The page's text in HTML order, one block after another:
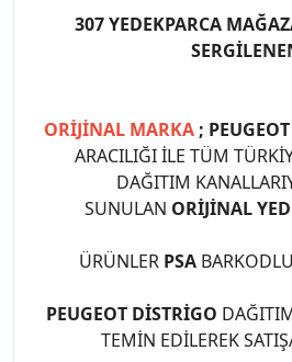
307 YEDEKPARCA
ORİJİNAL MARKA ;
ARACILIĞI İLE TÜM
DAĞITIM
SUNULAN ORİJİNAL
ÜRÜNLER PSA
PEUGEOT DİSTRİGO
TEMİN EDİLEREK